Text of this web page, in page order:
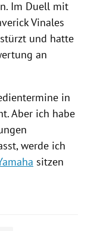
Im Duell mit
Vinales
und hatte
an
in
Aber ich habe
werde ich
sitzen